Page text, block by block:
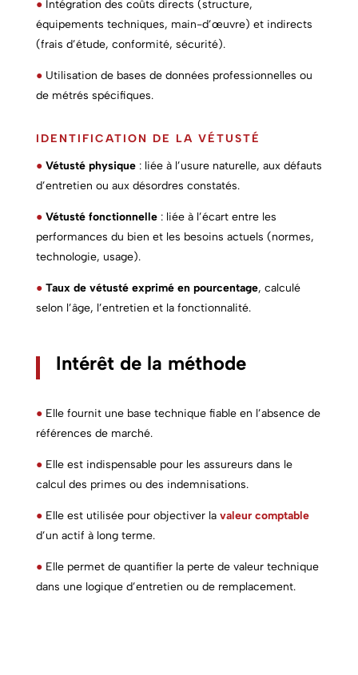
● Intégration des coûts directs (structure,
équipements techniques, main-d’œuvre) et indirects
(frais d’étude, conformité, sécurité).
● Utilisation de bases de données professionnelles ou
de métrés spécifiques.
IDENTIFICATION DE LA VÉTUSTÉ
● Vétusté physique: liée à l’usure naturelle, aux défauts
d’entretien ou aux désordres constatés.
● Vétusté fonctionnelle: liée à l’écart entre les
performances du bien et les besoins actuels (normes,
technologie, usage).
● Taux de vétusté exprimé en pourcentage, calculé
selon l’âge, l’entretien et la fonctionnalité.
Intérêt de la méthode
● Elle fournit une base technique fiable en l’absence de
références de marché.
● Elle est indispensable pour les assureurs dans le
calcul des primes ou des indemnisations.
● Elle est utilisée pour objectiver lavaleur comptable
d’un actif à long terme.
● Elle permet de quantifier la perte de valeur technique
dans une logique d’entretien ou de remplacement.